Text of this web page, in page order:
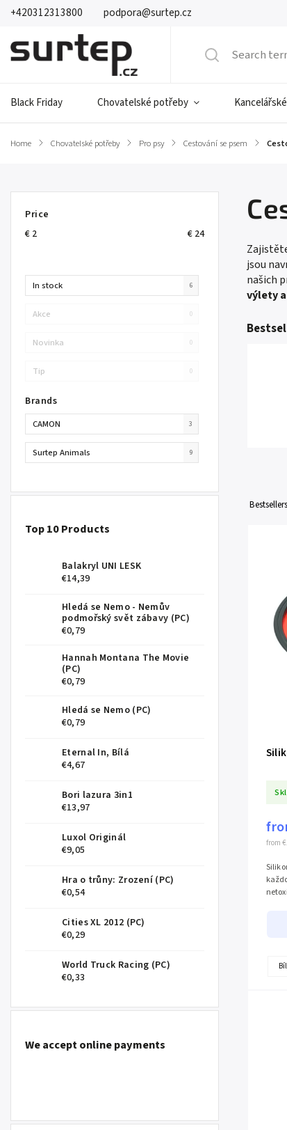
+420312313800 podpora@surtep.cz
Black Friday Chovatelské potřeby
Home / Chovatelské potřeby / Pro psy / Cestování se psem /
Price
€ 2 € 24
In stock 6
Akce 0
Novinka 0
Tip 0
Brands
CAMON 3
Surtep Animals 9
Top 10 Products
Balakryl UNI LESK
€14,39
Hledá se Nemo - Nemův
podmořský svět zábavy (PC)
€0,79
Hannah Montana The Movie
(PC)
€0,79
Hledá se Nemo (PC)
€0,79
Eternal In, Bílá
€4,67
Bori lazura 3in1
€13,97
Luxol Originál
€9,05
Hra o trůny: Zrození (PC)
€0,54
Cities XL 2012 (PC)
€0,29
World Truck Racing (PC)
€0,33
We accept online payments
jsou
našich
výlety
Bestsellers
from